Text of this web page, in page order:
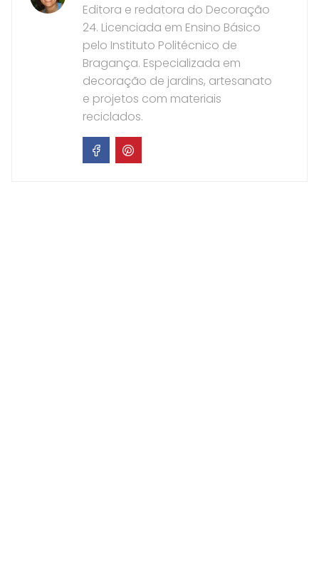
Editora e redatora do Decoração
24. Licenciada em Ensino Básico
pelo Instituto Politécnico de
Bragança. Especializada em
decoração de jardins, artesanato
e projetos com materiais
reciclados.